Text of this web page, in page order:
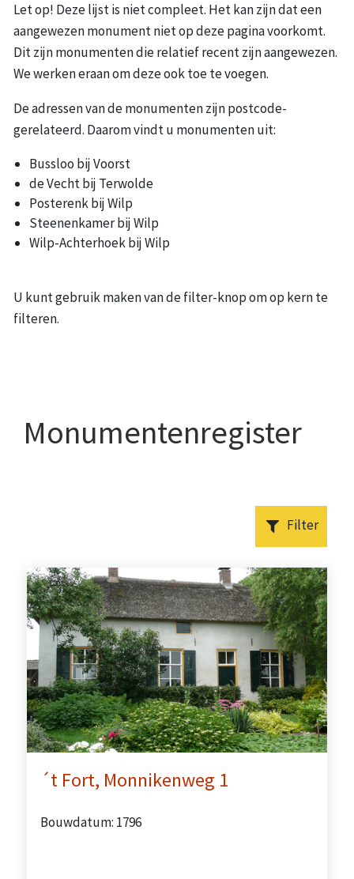
Let op! Deze lijst is niet compleet. Het kan zijn dat een
aangewezen monument niet op deze pagina voorkomt.
Dit zijn monumenten die relatief recent zijn aangewezen.
We werken eraan om deze ook toe te voegen.
De adressen van de monumenten zijn postcode-
gerelateerd. Daarom vindt u monumenten uit:
Bussloo bij Voorst
de Vecht bij Terwolde
Posterenk bij Wilp
Steenenkamer bij Wilp
Wilp-Achterhoek bij Wilp
U kunt gebruik maken van de filter-knop om op kern te
filteren.
Monumentenregister
Filter
´t Fort, Monnikenweg 1
Bouwdatum: 1796